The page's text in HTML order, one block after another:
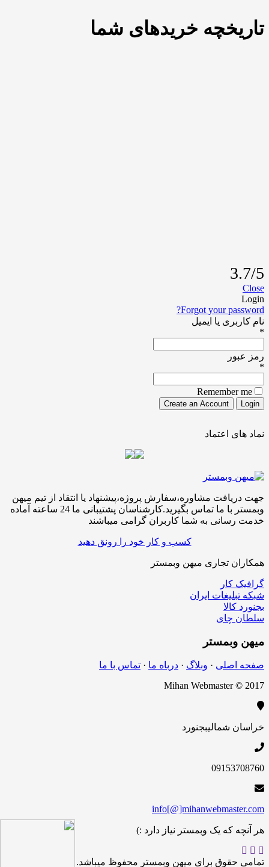
تاریخچه خریدهای شما
3.7/5
Close
Login
Forgot your password?
نام کاربری یا ایمیل
*
رمز عبور
*
Remember me
نماد های اعتماد
جهت دریافت مشاوره،سفارش پروژه،پیشنهاد یا انتقاد از تیم میهن
وبمستر با ما تماس بگیرید.کارشناسان پشتیبانی ما 24 ساعته آماده
خدمت رسانی به شما کاربران گرامی میباشند
کسب و کار خود را رونق دهید
همکاران تجاری میهن وبمستر
گرافیک کار
شبکه تبلیغات ایران
بجنورد کالا
سلطان چای
میهن وبمستر
صفحه اصلی · وبلاگ · درباه ما · تماس با ما
Mihan Webmaster © 2017
خراسان شمالیبجنورد
09153708760
info[@]mihanwebmaster.com
هر آنچه که یک وبمستر نیاز دارد :)
تمامی حقوق برای میهن وبمستر محفوظ میباشد.